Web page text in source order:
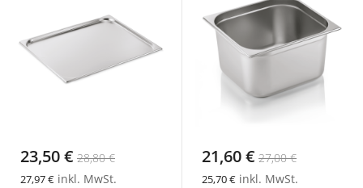
23,50 € 28,80 €
27,97 € inkl. MwSt.
21,60 € 27,00 €
25,70 € inkl. MwSt.